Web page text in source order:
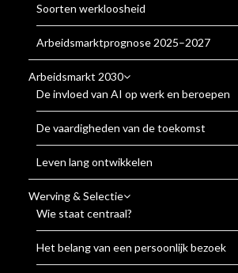
Soorten werkloosheid
Arbeidsmarktprognose 2025–2027
Arbeidsmarkt 2030
De invloed van AI op werk en beroepen
De vaardigheden van de toekomst
Leven lang ontwikkelen
Werving & Selectie
Wie staat centraal?
Het belang van een persoonlijk bezoek